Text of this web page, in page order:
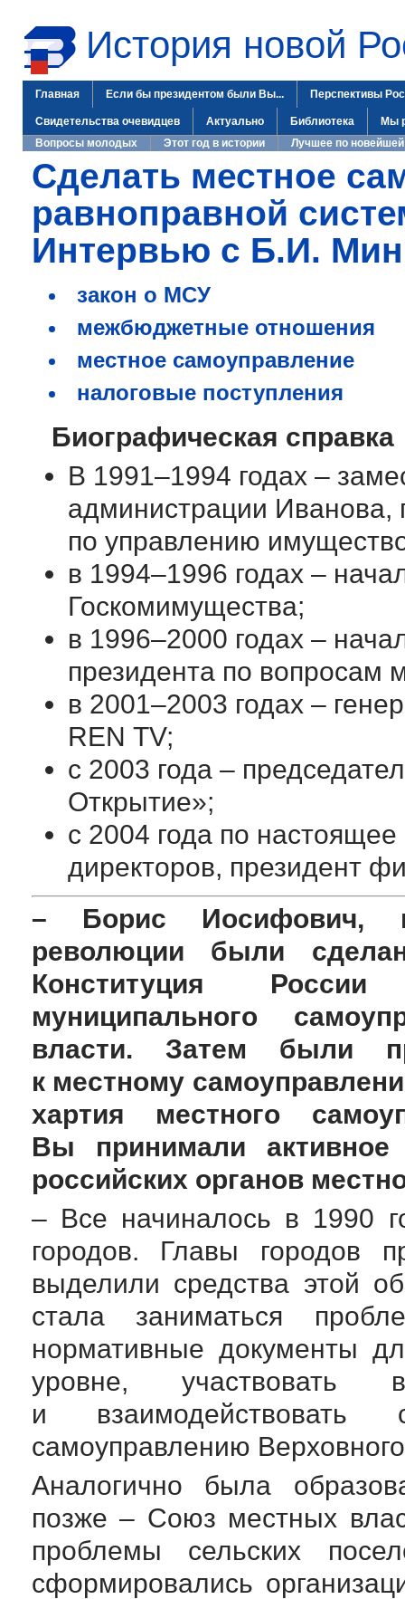
История новой
Главная Если бы президентом были Вы... Перспективы
Свидетельства очевидцев Актуально Библиотека
Мы
Вопросы молодых
Этот год в истории Лучшее по новейшей
Сделать местное
равноправной
Интервью с Б.И.
закон о МСУ
межбюджетные отношения
местное самоуправление
налоговые поступления
Биографическая справка
В 1991–1994 годах –
администрации Иванова,
по управлению
в 1994–1996 годах –
Госкомимущества;
в 1996–2000 годах –
президента по вопросам
в 2001–2003 годах –
REN ТV;
с 2003 года –
Открытие»;
с 2004 года по
директоров, президент
– Борис Иосифович,
революции были
Конституция России
муниципального
власти. Затем были
к местному
хартия местного
Вы принимали активное
российских органов
– Все начиналось в 1990
городов. Главы городов
выделили средства этой
стала заниматься
нормативные документы
уровне, участвовать
и
самоуправлению
Аналогично была
позже – Союз местных
проблемы сельских
сформировались